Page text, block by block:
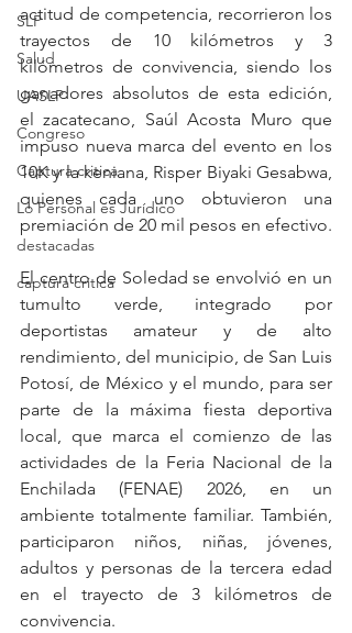
SLP
Salud
UASLP
Congreso
Captura critica
Lo Personal es Jurídico
destacadas
captura critica
actitud de competencia, recorrieron los
trayectos de 10 kilómetros y 3
kilómetros de convivencia, siendo los
ganadores absolutos de esta edición,
el zacatecano, Saúl Acosta Muro que
impuso nueva marca del evento en los
10K y la keniana, Risper Biyaki Gesabwa,
quienes cada uno obtuvieron una
El centro de Soledad se envolvió en un
tumulto verde, integrado por
deportistas amateur y de alto
rendimiento, del municipio, de San Luis
Potosí, de México y el mundo, para ser
parte de la máxima fiesta deportiva
local, que marca el comienzo de las
actividades de la Feria Nacional de la
Enchilada (FENAE) 2026, en un
ambiente totalmente familiar. También,
participaron niños, niñas, jóvenes,
adultos y personas de la tercera edad
en el trayecto de 3 kilómetros de
convivencia.